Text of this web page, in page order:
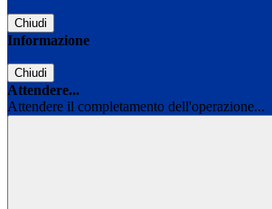
Chiudi
Informazione
Chiudi
Attendere...
Attendere il completamento dell'operazione...